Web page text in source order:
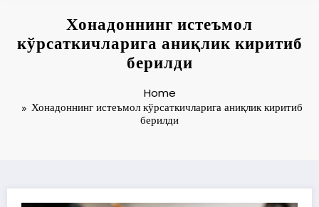
Хонадоннинг истеъмол
кўрсаткичларига аниқлик киритиб
берилди
Home
Хонадоннинг истеъмол кўрсаткичларига аниқлик киритиб
берилди